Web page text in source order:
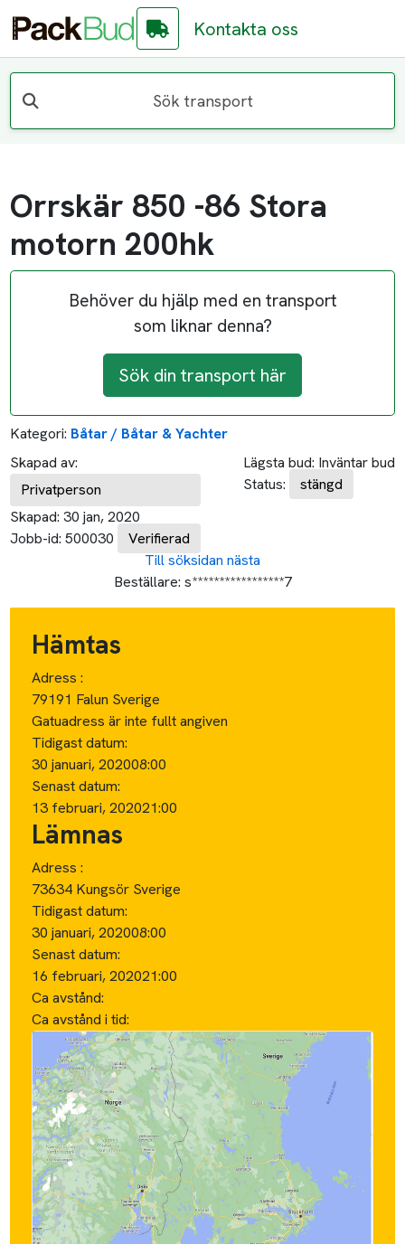
Kontakta oss
Sök transport
Orrskär 850 -86 Stora
motorn 200hk
Behöver du hjälp med en transport
som liknar denna?
Sök din transport här
Kategori: Båtar / Båtar & Yachter
Skapad av:
Privatperson
Skapad: 30 jan, 2020
Jobb-id: 500030 Verifierad
Lägsta bud: Inväntar bud
Status:
stängd
Till söksidan nästa
Beställare: s*****************7
Hämtas
Adress :
79191 Falun Sverige
Gatuadress är inte fullt angiven
Tidigast datum:
30 januari, 202008:00
Senast datum:
13 februari, 202021:00
Lämnas
Adress :
73634 Kungsör Sverige
Tidigast datum:
30 januari, 202008:00
Senast datum:
16 februari, 202021:00
Ca avstånd:
Ca avstånd i tid: